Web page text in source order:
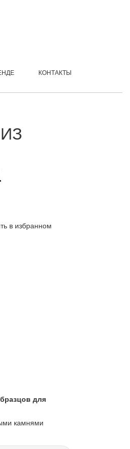
КОНТАКТЫ
в избранном
для
камнями